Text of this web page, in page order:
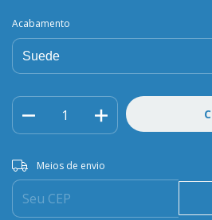
Acabamento
Entregas para o CEP:
Meios de envio